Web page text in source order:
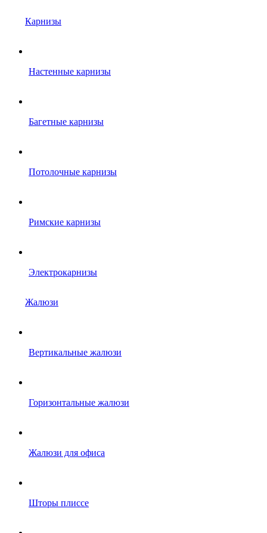
Карнизы
Настенные карнизы
Багетные карнизы
Потолочные карнизы
Римские карнизы
Электрокарнизы
Жалюзи
Вертикальные жалюзи
Горизонтальные жалюзи
Жалюзи для офиса
Шторы плиссе